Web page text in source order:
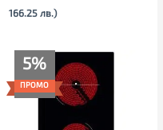
166.25 лв.)
5%
ПРОМО
Original
Текущата
цена
е:
141.00€
(275.77